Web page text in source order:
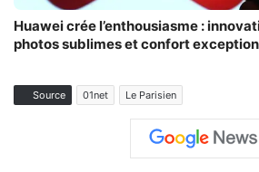
Huawei crée l’enthousiasme :
photos sublimes et confort
Source 01net Le Parisien